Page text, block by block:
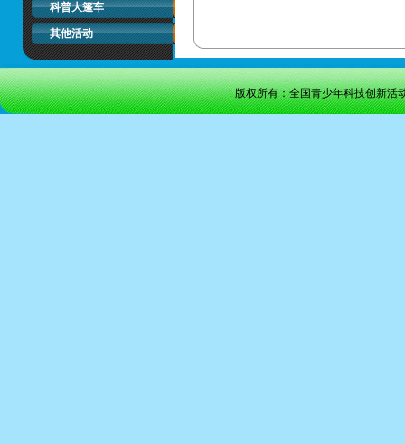
科普大篷车
其他活动
版权所有：全国青少年科技创新